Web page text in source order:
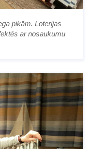
pikām. Loterijas
ar nosaukumu